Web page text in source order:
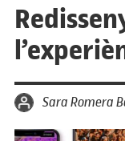
per Sara Romera